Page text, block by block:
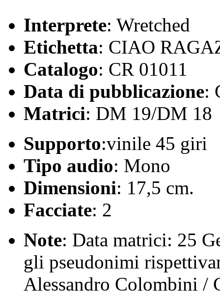
Interprete: Wretched
Etichetta: CIAO
Catalogo: CR 01011
Data di pubblicazione:
Matrici: DM 19/DM 18
Supporto:vinile 45 giri
Tipo audio: Mono
Dimensioni: 17,5 cm.
Facciate: 2
Note: Data matrici: 25
gli pseudonimi
Alessandro Colombini /